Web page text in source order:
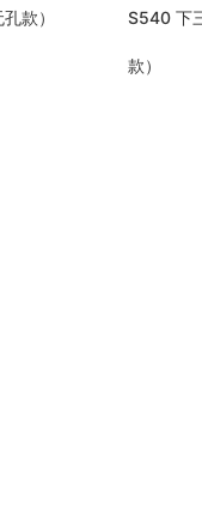
款） S540 下
款）